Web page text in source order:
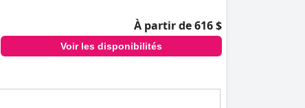
À partir de 616 $
Voir les disponibilités